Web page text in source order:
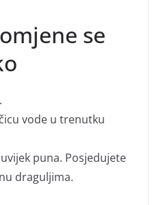
se
vode u trenutku
puna. Posjedujete
draguljima.